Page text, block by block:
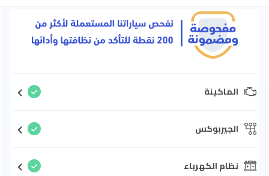
الماكينة
الجيربوكس
نظام الكهرباء